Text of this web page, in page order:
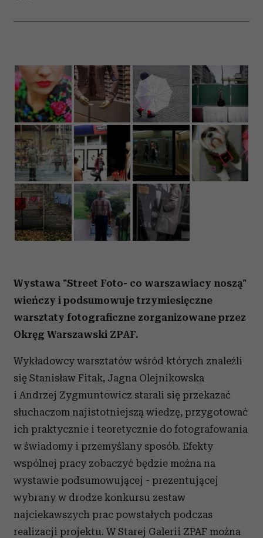
Wystawa "Street Foto- co warszawiacy noszą"
wieńczy i podsumowuje trzymiesięczne
warsztaty fotograficzne zorganizowane przez
Okręg Warszawski ZPAF.
Wykładowcy warsztatów wśród których znaleźli
się Stanisław Fitak, Jagna Olejnikowska
i Andrzej Zygmuntowicz starali się przekazać
słuchaczom najistotniejszą wiedzę, przygotować
ich praktycznie i teoretycznie do fotografowania
w świadomy i przemyślany sposób. Efekty
wspólnej pracy zobaczyć będzie można na
wystawie podsumowującej - prezentującej
wybrany w drodze konkursu zestaw
najciekawszych prac powstałych podczas
realizacji projektu. W Starej Galerii ZPAF można